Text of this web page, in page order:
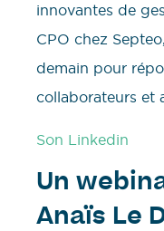
innovantes de
CPO chez
demain pour
collaborateurs et
Son Linkedin
Un
Anaïs Le